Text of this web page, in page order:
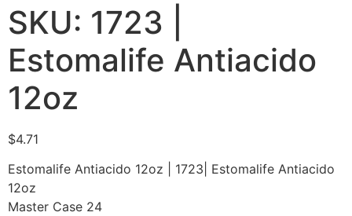
SKU: 1723 |
Estomalife Antiacido
12oz
$4.71
Estomalife Antiacido 12oz | 1723| Estomalife Antiacido
12oz
Master Case 24